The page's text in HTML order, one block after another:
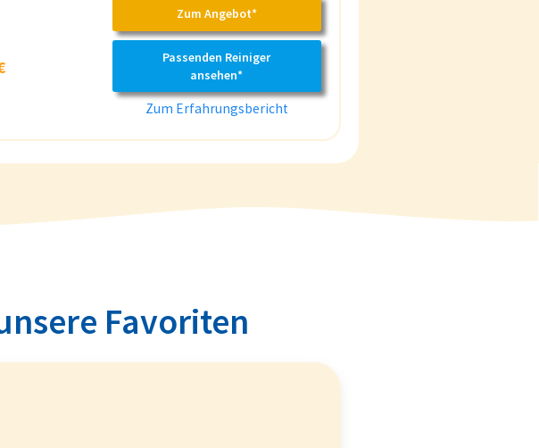
Zum Angebot*
Passenden Reiniger
ansehen*
Zum Erfahrungsbericht
Favoriten